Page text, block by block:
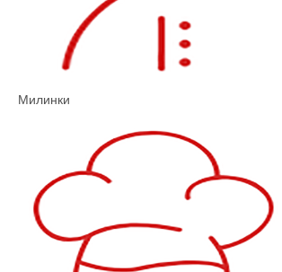
Милинки